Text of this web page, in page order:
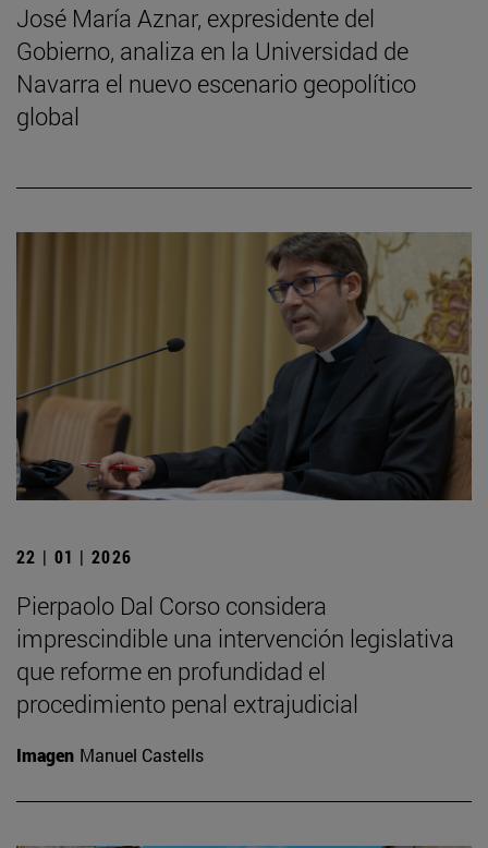
José María Aznar, expresidente del
Gobierno, analiza en la Universidad de
Navarra el nuevo escenario geopolítico
global
22 | 01 | 2026
Pierpaolo Dal Corso considera
imprescindible una intervención legislativa
que reforme en profundidad el
procedimiento penal extrajudicial
Imagen Manuel Castells